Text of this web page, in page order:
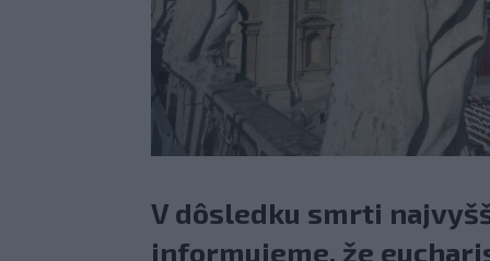
V dôsledku smrti
informujeme, že